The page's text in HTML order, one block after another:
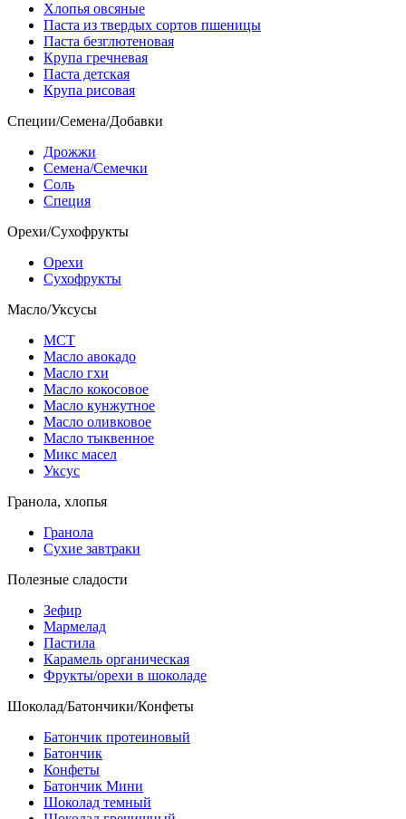
Хлопья овсяные
Паста из твердых сортов пшеницы
Паста безглютеновая
Крупа гречневая
Паста детская
Крупа рисовая
Специи/Семена/Добавки
Дрожжи
Семена/Семечки
Соль
Специя
Орехи/Сухофрукты
Орехи
Сухофрукты
Масло/Уксусы
МСТ
Масло авокадо
Масло гхи
Масло кокосовое
Масло кунжутное
Масло оливковое
Масло тыквенное
Микс масел
Уксус
Гранола, хлопья
Гранола
Сухие завтраки
Полезные сладости
Зефир
Мармелад
Пастила
Карамель органическая
Фрукты/орехи в шоколаде
Шоколад/Батончики/Конфеты
Батончик протеиновый
Батончик
Конфеты
Батончик Мини
Шоколад темный